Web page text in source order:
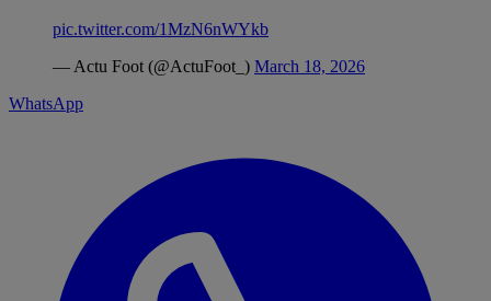
pic.twitter.com/1MzN6nWYkb
— Actu Foot (@ActuFoot_) March 18, 2026
WhatsApp